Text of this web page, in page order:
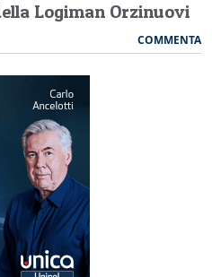
Logiman Orzinuovi
COMMENTA